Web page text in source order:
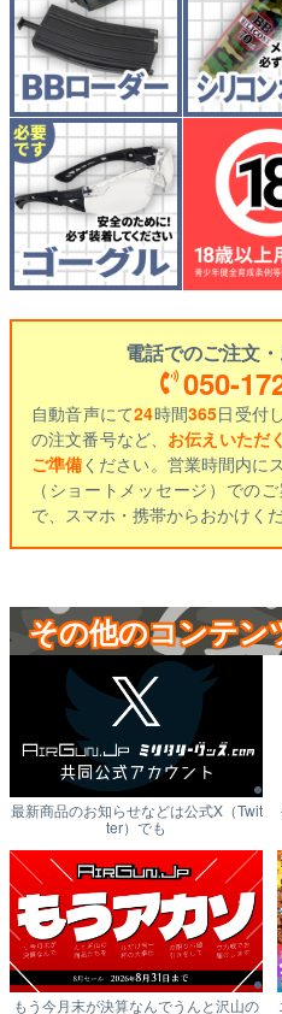
電話でのご注文
050-
自動音声にて24時間365日受付
の注文番号など、 お伝えいただ
ご準備ください。営業時間内に
（ショートメッセージ）での
で、スマホ・携帯からおかけくだ
その他のコンテン
最新商品のお知らせなどは公式X（Twit
ter）でも
もう今月末が決算なんでうんと沢山の